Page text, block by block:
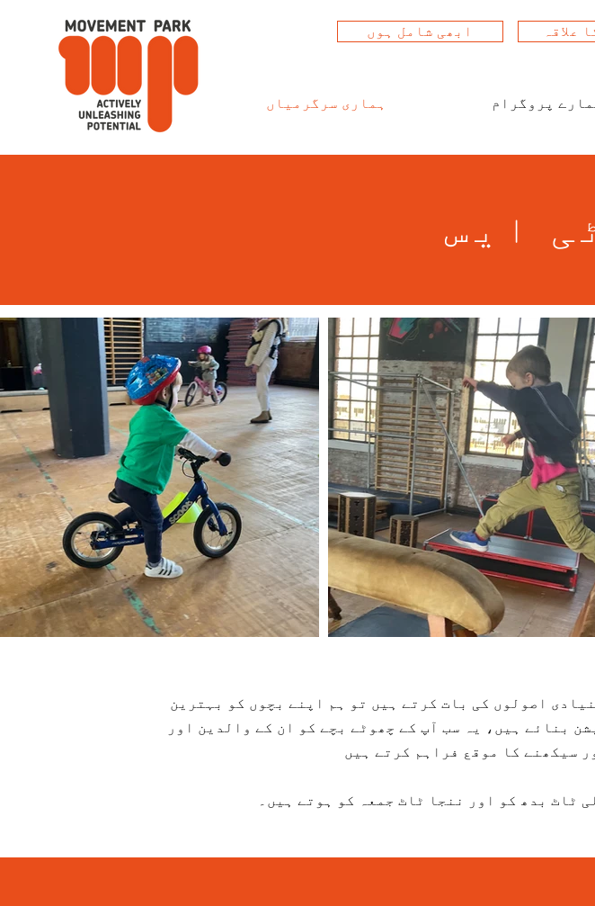
ابھی شامل ہوں علاقہ
ہماری سرگرمیاں پروگرام
ایس
اصولوں کی بات کرتے ہیں تو ہم اپنے بچوں کو بہترین
ہیں۔ اس لیے ہم نے 4 مختلف ٹوٹس سیشن بنائے ہیں، یہ سب آپ کے چھوٹے بچے کو ان کے والدین اور